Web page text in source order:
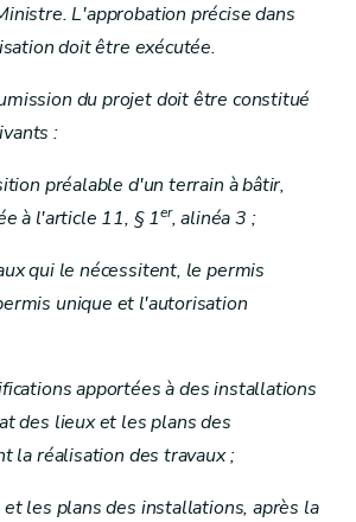
L'approbation précise dans
doit être exécutée.
du projet doit être constitué
:
préalable d'un terrain à bâtir,
à l'article 11, § 1er, alinéa 3 ;
qui le nécessitent, le permis
unique et l'autorisation
apportées à des installations
des lieux et les plans des
la réalisation des travaux ;
les plans des installations, après la